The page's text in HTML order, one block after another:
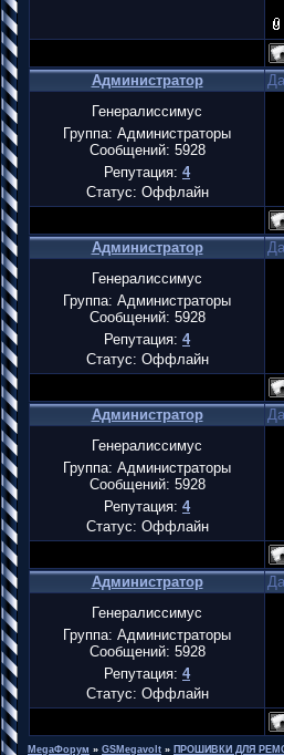
Администратор
Генералиссимус
Группа: Администраторы
Сообщений: 5928
Репутация: 4
Статус: Оффлайн
Администратор
Генералиссимус
Группа: Администраторы
Сообщений: 5928
Репутация: 4
Статус: Оффлайн
Администратор
Генералиссимус
Группа: Администраторы
Сообщений: 5928
Репутация: 4
Статус: Оффлайн
Администратор
Генералиссимус
Группа: Администраторы
Сообщений: 5928
Репутация: 4
Статус: Оффлайн
MegaФорум » GSMegavolt » ПРОШИВКИ ДЛЯ